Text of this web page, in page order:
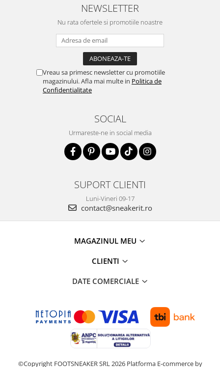
NEWSLETTER
Nu rata ofertele si promotiile noastre
Vreau sa primesc newsletter cu promotiile
magazinului. Afla mai multe in Politica de
Confidentialitate
SOCIAL
Urmareste-ne in social media
SUPORT CLIENTI
Luni-Vineri 09-17
contact@sneakerit.ro
MAGAZINUL MEU
CLIENTI
DATE COMERCIALE
©Copyright FOOTSNEAKER SRL 2026 Platforma E-commerce by